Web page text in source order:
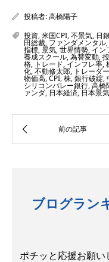
投稿者:高橋陽子
投資,米国CPI,不景気, 日
田総裁, ファンダメンタル,
指標,景気,世界情勢, イン
養成スクール,為替変動,
格, トレード,インフレ率,
化,不動修太郎, トレーダー
物価高,CPI,株,銀行破綻,
シリコンバレー銀行,高橋
ァンダ, 日本経済, 日本景気
ブログラン
ポチッと応援お願い